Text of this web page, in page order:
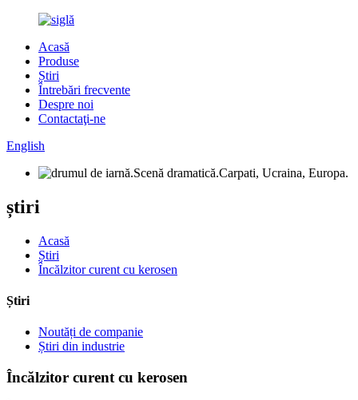
Acasă
Produse
Știri
Întrebări frecvente
Despre noi
Contactaţi-ne
English
știri
Acasă
Știri
Încălzitor curent cu kerosen
Știri
Noutăți de companie
Știri din industrie
Încălzitor curent cu kerosen